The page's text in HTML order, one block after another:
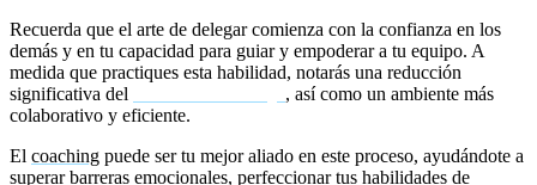
Recuerda que el arte de delegar comienza con la confianza en los
demás y en tu capacidad para guiar y empoderar a tu equipo. A
medida que practiques esta habilidad, notarás una reducción
significativa del
, así como un ambiente más
colaborativo y eficiente.
El coaching puede ser tu mejor aliado en este proceso, ayudándote a
superar barreras emocionales, perfeccionar tus habilidades de